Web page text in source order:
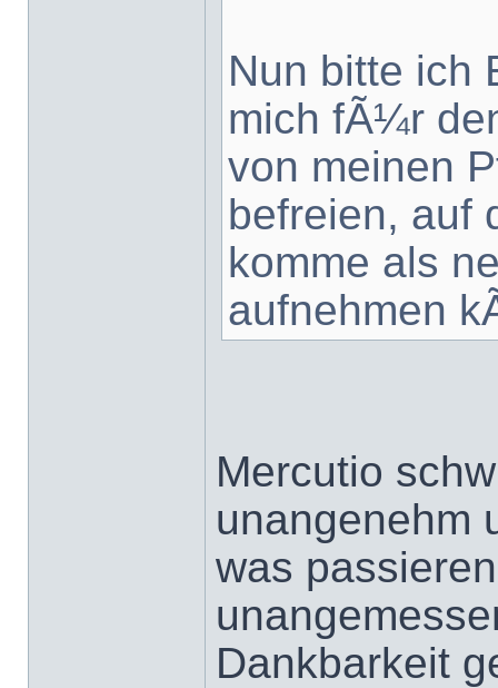
Nun bitte ich
mich fÃ¼r
von meinen
befreien, auf
komme als
aufnehmen
Mercutio
unangenehm
was
Dankbarkeit